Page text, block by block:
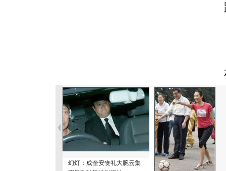
幻灯：成奎安丧礼大腕云集